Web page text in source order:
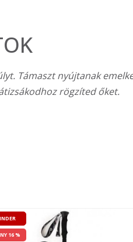
Támaszt nyújtanak
rögzíted őket.
16 %